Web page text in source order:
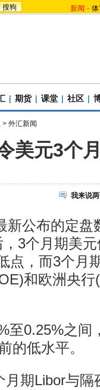
搜狗 新闻 -
| 期货 | 课堂 | 社区 |
> 外汇新闻
美元3个
我来说
新公布的定盘
3个月期美
点，而3个月
和欧洲央
至0.25%之间
的低水平。
期Libor与隔